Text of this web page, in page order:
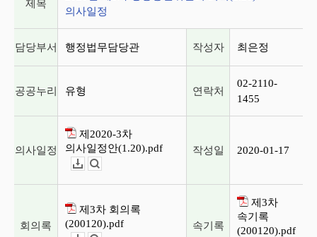
제목
의사일정
담당부서 행정법무담당관 작성자 최은정
공공누리 유형 연락처
02-2110-
1455
의사일정
제2020-3차
의사일정안(1.20).pdf
작성일 2020-01-17
회의록
제3차 회의록
(200120).pdf
속기록
제3차
속기록
(200120).pdf